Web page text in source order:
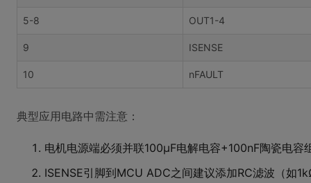
5-8 OUT1-4
9 ISENSE
10 nFAULT
典型应用电路中需注意：
电机电源端必须并联100μF电解电容+100nF陶瓷电容
ISENSE引脚到MCU ADC之间建议添加RC滤波（如